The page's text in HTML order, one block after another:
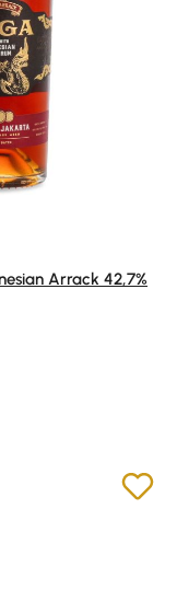
5 Sternen
Arrack 42,7%